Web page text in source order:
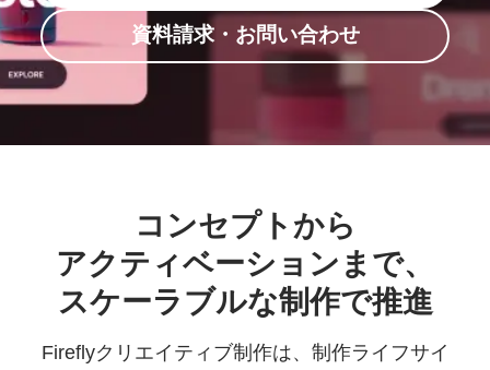
資料請求・お問い合わせ
コンセプトから
アクティベーションまで、
スケーラブルな制作で推進
Fireflyクリエイティブ制作は、制作ライフサイ